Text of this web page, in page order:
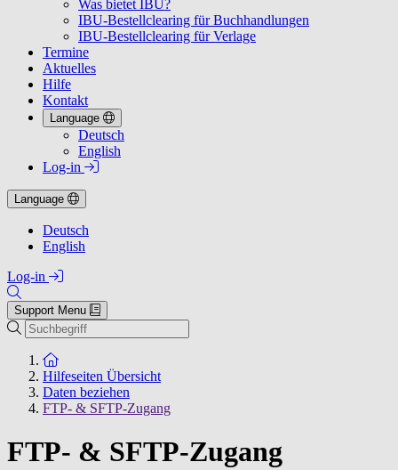
Was bietet IBU?
IBU-Bestellclearing für Buchhandlungen
IBU-Bestellclearing für Verlage
Termine
Aktuelles
Hilfe
Kontakt
Language
Deutsch
English
Log-in
Language
Deutsch
English
Log-in
Support Menu
Suchen
Zur Startseite
Hilfeseiten Übersicht
Daten beziehen
FTP- & SFTP-Zugang
FTP- & SFTP-Zugang